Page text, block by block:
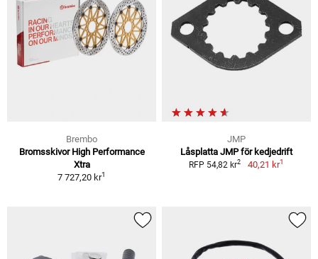
Brembo
Bromsskivor High Performance
Xtra
7 727,20 kr1
JMP
Låsplatta JMP för kedjedrift
RFP 54,82 kr2 40,21 kr1